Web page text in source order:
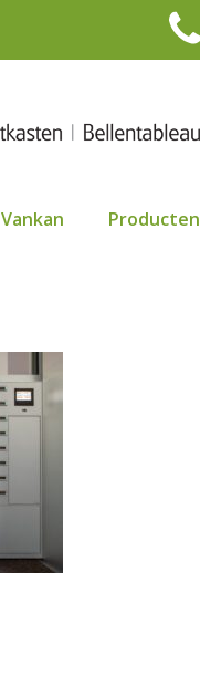
Producten